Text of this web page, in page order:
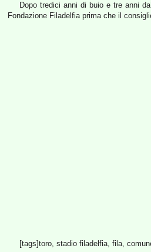
Dopo tredici anni di buio e tre anni
Fondazione Filadelfia prima che il
[tags]toro, stadio filadelfia, fila,